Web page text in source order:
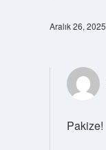
Aralık 26, 2025
Pakize!